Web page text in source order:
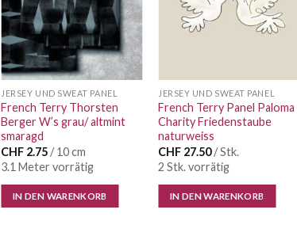
JERSEY UND SWEAT PANEL
French Terry Thorsten
Berger W’s grau/ altmint
smaragd
CHF 2.75/ 10 cm
3.1 Meter vorrätig
IN DEN WARENKORB
JERSEY UND SWEAT PANEL
French Terry Panel Paloma
Charity Friedenstaube
naturweiss
CHF 27.50/ Stk.
2 Stk. vorrätig
IN DEN WARENKORB